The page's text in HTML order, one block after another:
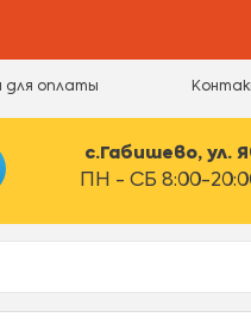
для оплаты
с.Габишево, ул.
ПН - СБ 8:00-